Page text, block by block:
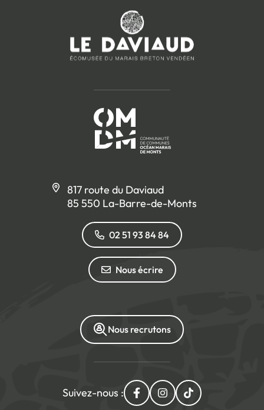
817 route du Daviaud
85 550 La-Barre-de-Monts
02 51 93 84 84
Nous écrire
Nous recrutons
Suivez-nous : Lien vers le compte
Lien vers le compte
Lien vers le